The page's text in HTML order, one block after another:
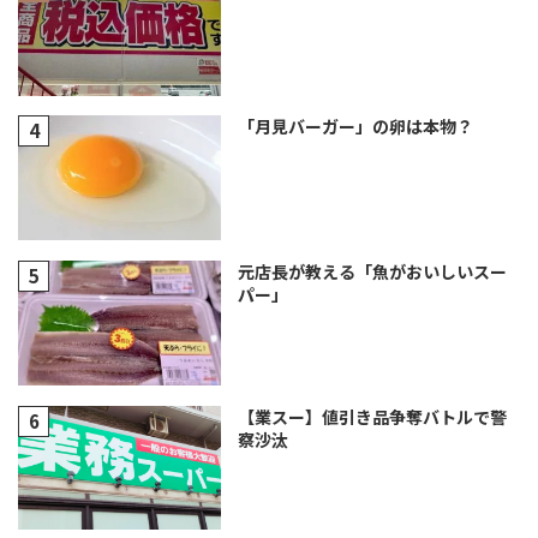
「月見バーガー」の卵は本物？
元店長が教える「魚がおいしいスー
パー」
【業スー】値引き品争奪バトルで警
察沙汰